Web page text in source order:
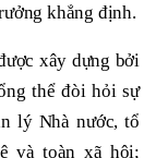
khẳng định.
xây dựng bởi
thể đòi hỏi sự
lý Nhà nước, tổ
và toàn xã hội;